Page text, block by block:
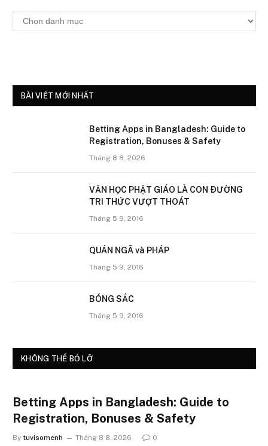
Tìm
kiếm
BÀI VIẾT MỚI NHẤT
Betting Apps in Bangladesh: Guide to
Registration, Bonuses & Safety
Tháng 8 8, 2026
VĂN HỌC PHẬT GIÁO LÀ CON ÐƯỜNG
TRI THỨC VƯỢT THOÁT
Tháng 5 9, 2016
QUÁN NGÃ và PHÁP
Tháng 5 9, 2016
BÓNG SẮC
Tháng 5 9, 2016
KHÔNG THỂ BỎ LỠ
Betting Apps in Bangladesh: Guide to
Registration, Bonuses & Safety
By tuvisomenh Tháng 8 8, 2026 0